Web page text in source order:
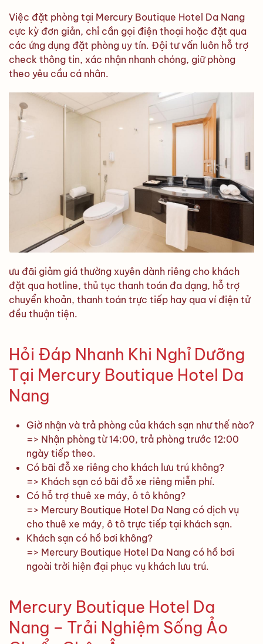
Việc đặt phòng tại Mercury Boutique Hotel Da Nang
cực kỳ đơn giản, chỉ cần gọi điện thoại hoặc đặt qua
các ứng dụng đặt phòng uy tín. Đội tư vấn luôn hỗ trợ
check thông tin, xác nhận nhanh chóng, giữ phòng
theo yêu cầu cá nhân.
ưu đãi giảm giá thường xuyên dành riêng cho khách
đặt qua hotline, thủ tục thanh toán đa dạng, hỗ trợ
chuyển khoản, thanh toán trực tiếp hay qua ví điện tử
đều thuận tiện.
Hỏi Đáp Nhanh Khi Nghỉ Dưỡng
Tại Mercury Boutique Hotel Da
Nang
Giờ nhận và trả phòng của khách sạn như thế nào?
=> Nhận phòng từ 14:00, trả phòng trước 12:00
ngày tiếp theo.
Có bãi đỗ xe riêng cho khách lưu trú không?
=> Khách sạn có bãi đỗ xe riêng miễn phí.
Có hỗ trợ thuê xe máy, ô tô không?
=> Mercury Boutique Hotel Da Nang có dịch vụ
cho thuê xe máy, ô tô trực tiếp tại khách sạn.
Khách sạn có hồ bơi không?
=> Mercury Boutique Hotel Da Nang có hồ bơi
ngoài trời hiện đại phục vụ khách lưu trú.
Mercury Boutique Hotel Da
Nang – Trải Nghiệm Sống Ảo